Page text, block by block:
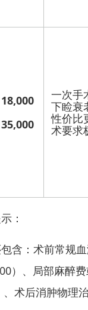
18,000
35,000
一次手
下睑衰
性价比
术要求
：
含：术前常规
）、局部麻醉
、术后消肿物理